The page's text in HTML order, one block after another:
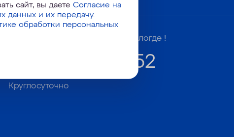
сайт, вы даете Согласие на
данных и их передачу.
обработки персональных
Звоните, подберем фильтр в Вологде !
8 800 333-77-52
Круглосуточно